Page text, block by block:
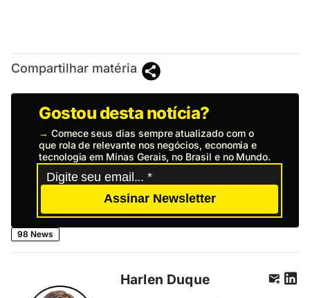
Compartilhar matéria
Gostou desta notícia?
→ Comece seus dias sempre atualizado com o
que rola de relevante nos negócios, economia e
tecnologia em Minas Gerais, no Brasil e no Mundo.
Assinar Newsletter
98 News
Harlen Duque